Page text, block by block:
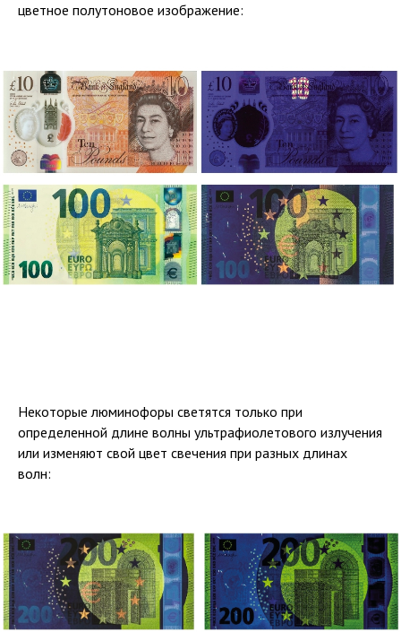
цветное полутоновое изображение:
Некоторые люминофоры светятся только при
определенной длине волны ультрафиолетового излучения
или изменяют свой цвет свечения при разных длинах
волн: